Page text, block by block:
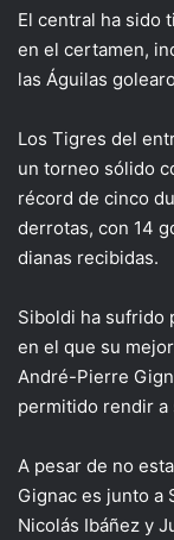
El central ha sido
en el certamen,
las Águilas
Los Tigres del
un torneo sólido
récord de cinco
derrotas, con 14
dianas recibidas.
Siboldi ha sufrido
en el que su
André-Pierre
permitido rendir a
A pesar de no
Gignac es junto a
Nicolás Ibáñez y